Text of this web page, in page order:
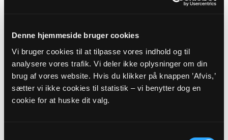
Denne hjemmeside bruger cookies
Vi bruger cookies til at tilpasse vores indhold og til
analysere vores trafik. Vi deler ikke oplysninger om din
brug af vores website. Hvis du klikker på knappen ’Afvis,’
sætter vi ikke cookies til statistik – vi benytter dog en
cookie for at huske dit valg.
16
AUG
Gudstjeneste - Kvinden i...
Harte Kirke, kl. 10:30
Frida Marjunardottir Thomsen